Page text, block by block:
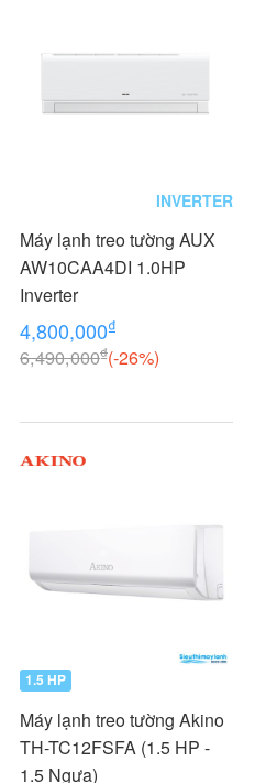
INVERTER
Máy lạnh treo tường AUX
AW10CAA4DI 1.0HP
Inverter
4,800,000₫
6,490,000₫(-26%)
1.5 HP
Máy lạnh treo tường Akino
TH-TC12FSFA (1.5 HP -
1.5 Ngựa)